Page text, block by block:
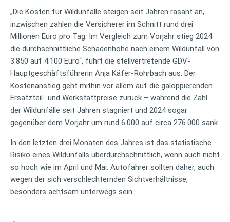
„Die Kosten für Wildunfälle steigen seit Jahren rasant an,
inzwischen zahlen die Versicherer im Schnitt rund drei
Millionen Euro pro Tag. Im Vergleich zum Vorjahr stieg 2024
die durchschnittliche Schadenhöhe nach einem Wildunfall von
3.850 auf 4.100 Euro“, führt die stellvertretende GDV-
Hauptgeschäftsführerin Anja Käfer-Rohrbach aus. Der
Kostenanstieg geht mithin vor allem auf die galoppierenden
Ersatzteil- und Werkstattpreise zurück – während die Zahl
der Wildunfälle seit Jahren stagniert und 2024 sogar
gegenüber dem Vorjahr um rund 6.000 auf circa 276.000 sank.
In den letzten drei Monaten des Jahres ist das statistische
Risiko eines Wildunfalls überdurchschnittlich, wenn auch nicht
so hoch wie im April und Mai. Autofahrer sollten daher, auch
wegen der sich verschlechternden Sichtverhältnisse,
besonders achtsam unterwegs sein.